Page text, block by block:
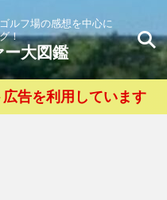
ルフ場の感想を中心に
！
ー大図鑑
告を利用しています